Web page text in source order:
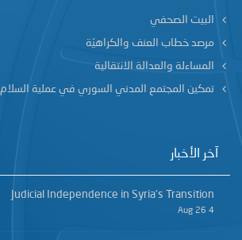
البيت الصحفي
مرصد خطاب العنف والكراهيّة
المساءلة والعدالة الانتقالية
تمكين المجتمع المدني السوري في عملية السلام
آخر الأخبار
Judicial Independence in Syria’s Transition
4 Aug 26